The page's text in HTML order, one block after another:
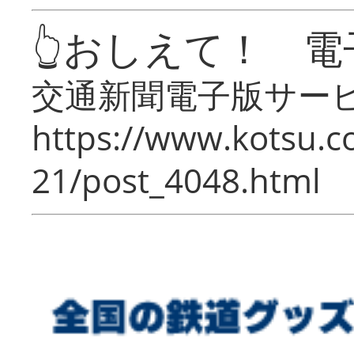
👆おしえて！ 電
交通新聞電子版サー
https://
21/post_4048.html